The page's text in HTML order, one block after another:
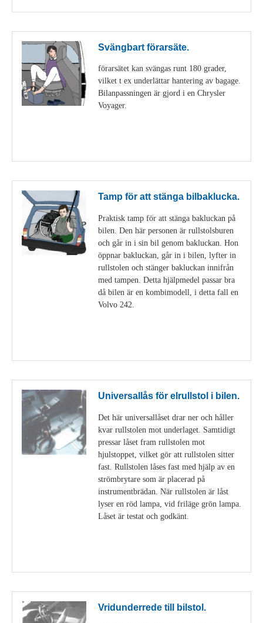
Svängbart förarsäte.
förarsätet kan svängas runt 180 grader,
vilket t ex underlättar hantering av bagage.
Bilanpassningen är gjord i en Chrysler
Voyager.
Tamp för att stänga bilbaklucka.
Praktisk tamp för att stänga bakluckan på
bilen. Den här personen är rullstolsburen
och går in i sin bil genom bakluckan. Hon
öppnar bakluckan, går in i bilen, lyfter in
rullstolen och stänger bakluckan innifrån
med tampen. Detta hjälpmedel passar bra
då bilen är en kombimodell, i detta fall en
Volvo 242.
Universallås för elrullstol i bilen.
Det här universallåset drar ner och håller
kvar rullstolen mot underlaget. Samtidigt
pressar låset fram rullstolen mot
hjulstoppet, vilket gör att rullstolen sitter
fast. Rullstolen låses fast med hjälp av en
strömbrytare som är placerad på
instrumentbrädan. När rullstolen är låst
lyser en röd lampa, vid friläge grön lampa.
Låset är testat och godkänt.
Vridunderrede till bilstol.